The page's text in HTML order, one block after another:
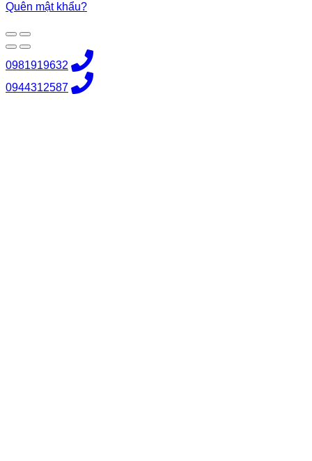
Quên mật khẩu?
0981919632
0944312587